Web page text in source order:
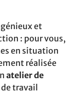
et
: pour vous,
en situation
réalisée
atelier de
travail